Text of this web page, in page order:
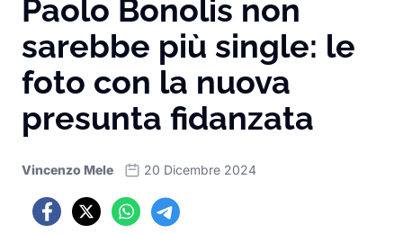
Paolo Bonolis non
sarebbe più single: le
foto con la nuova
presunta fidanzata
Vincenzo Mele 20 Dicembre 2024